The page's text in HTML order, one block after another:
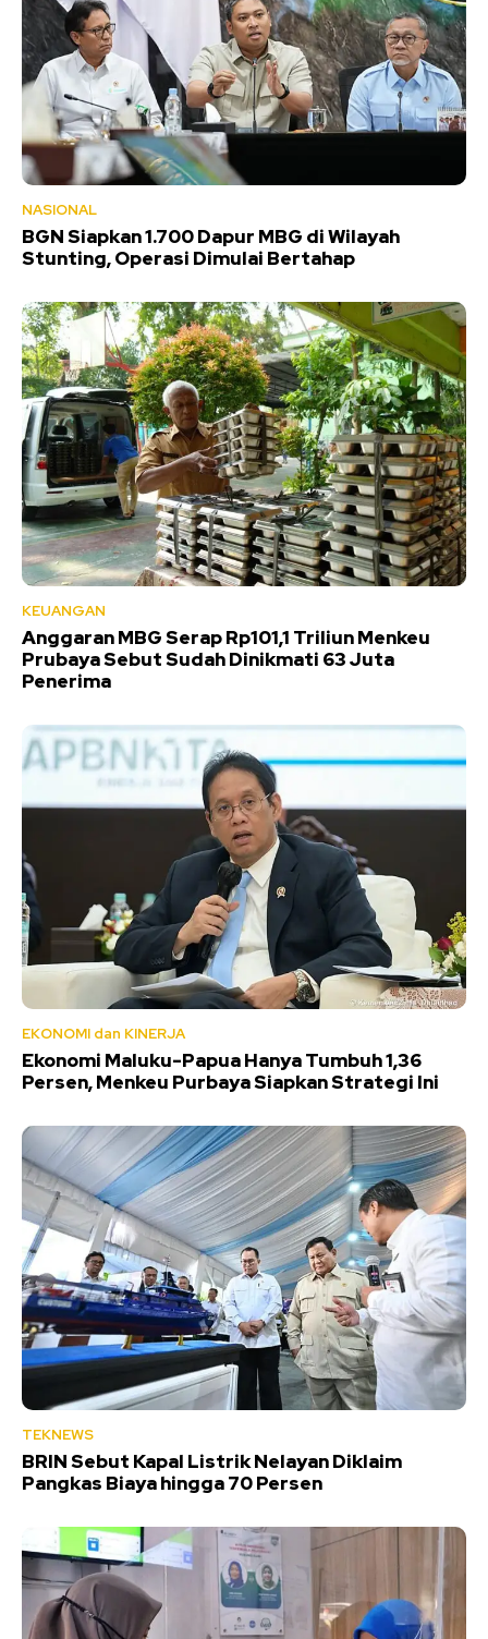
NASIONAL
BGN Siapkan 1.700 Dapur MBG di Wilayah
Stunting, Operasi Dimulai Bertahap
KEUANGAN
Anggaran MBG Serap Rp101,1 Triliun Menkeu
Prubaya Sebut Sudah Dinikmati 63 Juta
Penerima
EKONOMI dan KINERJA
Ekonomi Maluku-Papua Hanya Tumbuh 1,36
Persen, Menkeu Purbaya Siapkan Strategi Ini
TEKNEWS
BRIN Sebut Kapal Listrik Nelayan Diklaim
Pangkas Biaya hingga 70 Persen